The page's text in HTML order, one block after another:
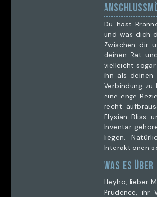
Mal, wenn du
er ab.
Du bist eine
genau weiß,
rechten Fleck
'Puffmutter'
dies –
dich ist. Du
und gehst
überlasse
Herrin.
Du hast
und was dich
Zwischen dir
deinen Rat
vielleicht
ihn als deinen
Verbindung
eine enge
recht
Elysian Bliss
Inventar
liegen.
Interaktionen
WAS ES
Heyho, lieber
Prudence, ihr